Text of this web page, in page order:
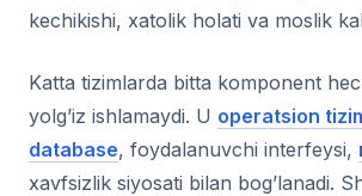
kechikishi, xatolik holati va moslik
Katta tizimlarda bitta komponent
yolg’iz ishlamaydi. U operatsion
database, foydalanuvchi interfeysi,
xavfsizlik siyosati bilan bog’lanadi.